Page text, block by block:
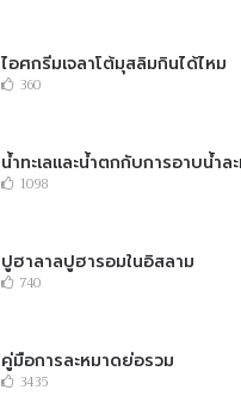
ไอศกรีมเจลาโต้มุสลิมกินได้ไหม
360
น้ำทะเลและน้ำตกกับการอาบน้ำล
1098
ปูฮาลาลปูฮารอมในอิสลาม
740
คู่มือการละหมาดย่อรวม
3435